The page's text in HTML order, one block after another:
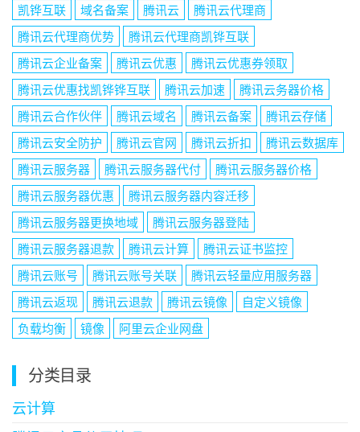
凯铧互联
域名备案 腾讯云
腾讯云代理商
腾讯云代理商优势
腾讯云代理商凯铧互联
腾讯云企业备案
腾讯云优惠
腾讯云优惠券领取
腾讯云优惠找凯铧铧互联
腾讯云加速
腾讯云务器价格
腾讯云合作伙伴
腾讯云域名 腾讯云备案
腾讯云存储
腾讯云安全防护
腾讯云官网 腾讯云折扣
腾讯云数据库
腾讯云服务器
腾讯云服务器代付
腾讯云服务器价格
腾讯云服务器优惠
腾讯云服务器内容迁移
腾讯云服务器更换地域
腾讯云服务器登陆
腾讯云服务器退款
腾讯云计算
腾讯云证书监控
腾讯云账号
腾讯云账号关联
腾讯云轻量应用服务器
腾讯云返现
腾讯云退款 腾讯云镜像
自定义镜像
负载均衡
镜像 阿里云企业网盘
分类目录
云计算